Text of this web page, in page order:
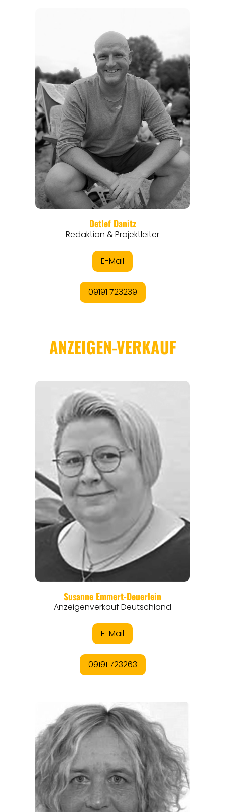
REGIONEN
ORTE
EVENTS